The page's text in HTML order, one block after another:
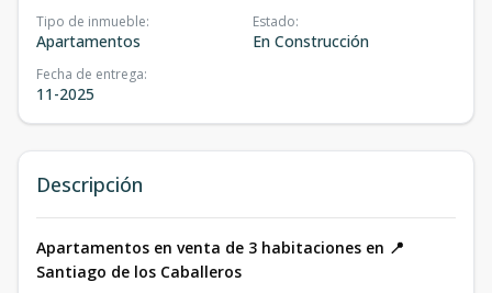
Tipo de inmueble:
Apartamentos
Estado:
En Construcción
Fecha de entrega:
11-2025
Descripción
Apartamentos en venta de 3 habitaciones en 📍
Santiago de los Caballeros